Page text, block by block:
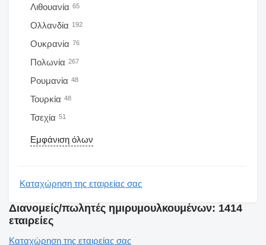
Λιθουανία 65
Ολλανδία 192
Ουκρανία 76
Πολωνία 267
Ρουμανία 48
Τουρκία 48
Τσεχία 51
Εμφάνιση όλων
Καταχώρηση της εταιρείας σας
Διανομείς/πωλητές ημιρυμουλκουμένων: 1414
εταιρείες
Καταχώρηση της εταιρείας σας